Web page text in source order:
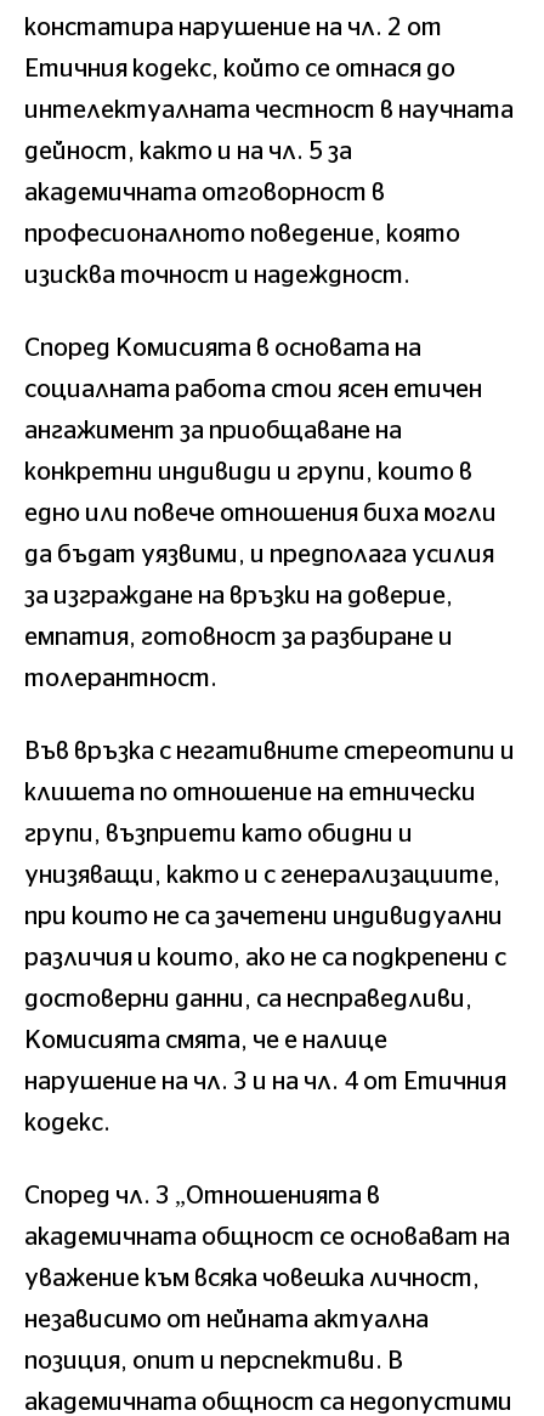
констатира нарушение на чл. 2 от
Етичния кодекс, който се отнася до
интелектуалната честност в научната
дейност, както и на чл. 5 за
академичната отговорност в
професионалното поведение, която
изисква точност и надеждност.
Според Комисията в основата на
социалната работа стои ясен етичен
ангажимент за приобщаване на
конкретни индивиди и групи, които в
едно или повече отношения биха могли
да бъдат уязвими, и предполага усилия
за изграждане на връзки на доверие,
емпатия, готовност за разбиране и
толерантност.
Във връзка с негативните стереотипи и
клишета по отношение на етнически
групи, възприети като обидни и
унизяващи, както и с генерализациите,
при които не са зачетени индивидуални
различия и които, ако не са подкрепени с
достоверни данни, са несправедливи,
Комисията смята, че е налице
нарушение на чл. 3 и на чл. 4 от Етичния
кодекс.
Според чл. 3 „Отношенията в
академичната общност се основават на
уважение към всяка човешка личност,
независимо от нейната актуална
позиция, опит и перспективи. В
академичната общност са недопустими